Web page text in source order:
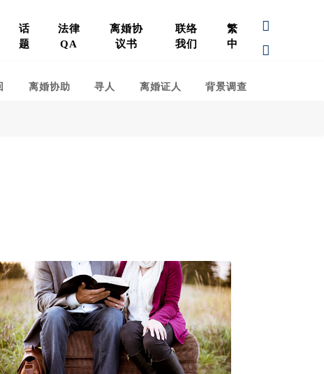
离婚协助 寻人 离婚证人 背景调查
话
题
法律
QA
离婚协
议书
联络
我们
繁
中